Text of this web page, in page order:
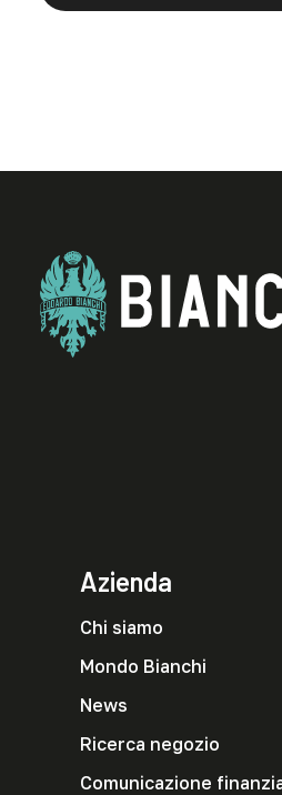
Azienda
Chi siamo
Mondo Bianchi
News
Ricerca negozio
Comunicazione